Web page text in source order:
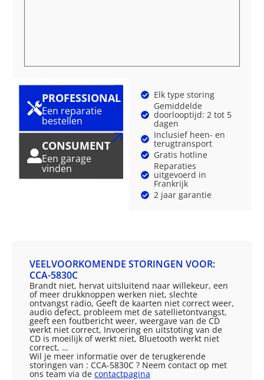
PROFESSIONAL
Een reparatie
bestellen
CONSUMENT
Een garage
vinden
Elk type storing
Gemiddelde
doorlooptijd: 2 tot 5
dagen
Inclusief heen- en
terugtransport
Gratis hotline
Reparaties
uitgevoerd in
Frankrijk
2 jaar garantie
VEELVOORKOMENDE STORINGEN VOOR:
CCA-5830C
Brandt niet, hervat uitsluitend naar willekeur, een
of meer drukknoppen werken niet, slechte
ontvangst radio, Geeft de kaarten niet correct weer,
audio defect, probleem met de satellietontvangst,
geeft een foutbericht weer, weergave van de CD
werkt niet correct, Invoering en uitstoting van de
CD is moeilijk of werkt niet, Bluetooth werkt niet
correct, …
Wil je meer informatie over de terugkerende
storingen van : CCA-5830C ? Neem contact op met
ons team via de contactpagina